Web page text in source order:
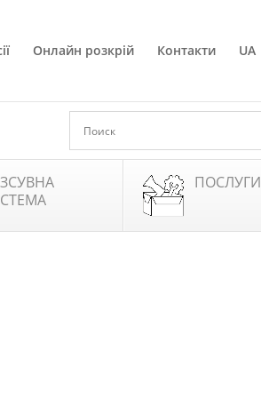
Онлайн розкрій Контакти UA
ПОСЛУГИ